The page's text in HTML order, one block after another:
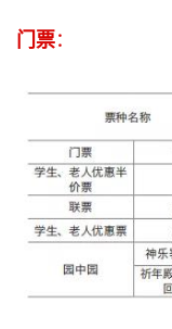
门票：